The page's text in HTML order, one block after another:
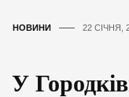
НОВИНИ 22 СІЧНЯ,
У